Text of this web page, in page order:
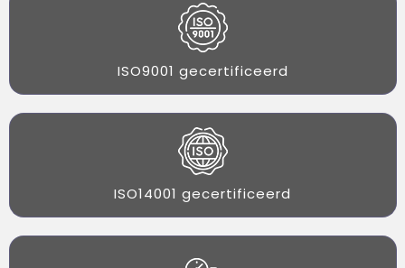
ISO9001 gecertificeerd
ISO14001 gecertificeerd